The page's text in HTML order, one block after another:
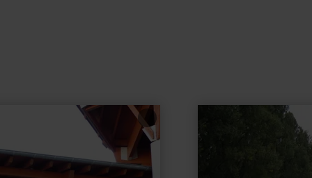
zu:
Wohnmobilstellplätze